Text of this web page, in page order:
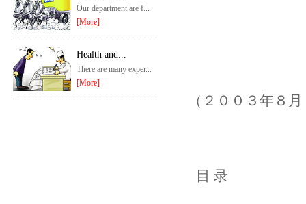
Our department are f...
[More]
Health and...
There are many exper...
[More]
（２００３年８
目 录